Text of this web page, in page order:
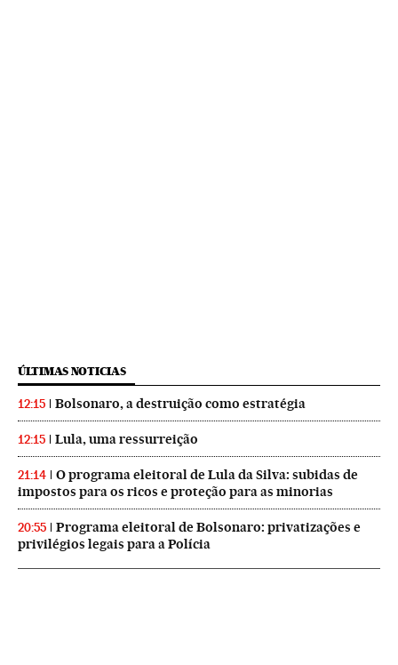
ÚLTIMAS NOTICIAS
12:15 Bolsonaro, a destruição como estratégia
12:15 Lula, uma ressurreição
21:14
O programa eleitoral de Lula da Silva: subidas de
impostos para os ricos e proteção para as minorias
20:55
Programa eleitoral de Bolsonaro: privatizações e
privilégios legais para a Polícia